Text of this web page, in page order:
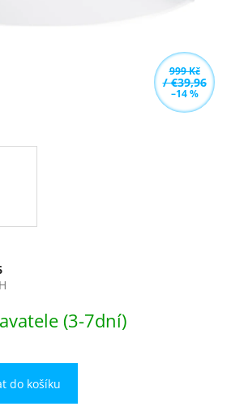
999 Kč
/ €39,96
–14 %
(3-7dní)
do košíku